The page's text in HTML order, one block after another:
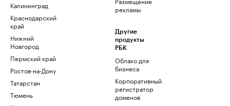
Калининград
Краснодарский
край
Нижний
Новгород
Пермский край
Ростов-на-Дону
Татарстан
Тюмень
рекламы
Другие
продукты
РБК
Облако для
бизнеса
Корпоративный
регистратор
доменов